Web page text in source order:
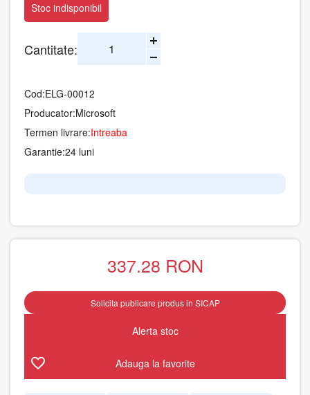
Stoc indisponibil
Cantitate:
Cod:ELG-00012
Producator:Microsoft
Termen livrare:Intreaba
Garantie:24 luni
337.28 RON
Solicita publicare produs in SICAP
Alerta stoc
Adauga la favorite